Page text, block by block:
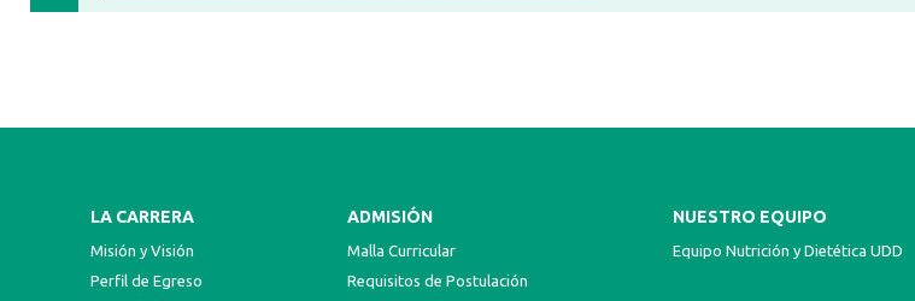
LA CARRERA
Misión y Visión
Perfil de Egreso
ADMISIÓN
Malla Curricular
Requisitos de Postulación
NUESTRO EQUIPO
Equipo Nutrición y Dietética UDD